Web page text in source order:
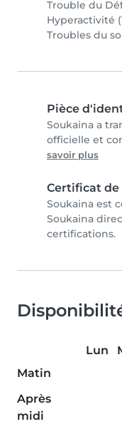
Trouble du
Hyperactivité
Troubles du
Pièce
Soukaina a
officielle et
savoir plus
Certificat de
Soukaina est
Soukaina
certifications.
Lun
Matin
Après
midi